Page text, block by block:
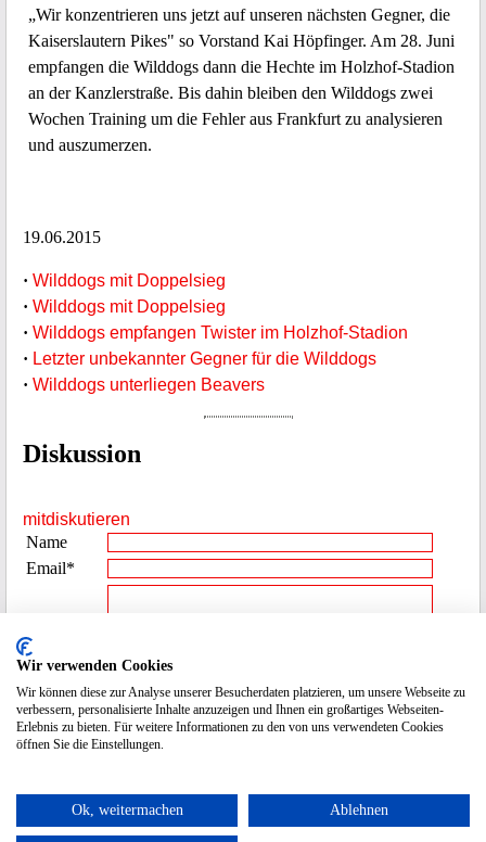
„Wir konzentrieren uns jetzt auf unseren nächsten Gegner, die
Kaiserslautern Pikes" so Vorstand Kai Höpfinger. Am 28. Juni
empfangen die Wilddogs dann die Hechte im Holzhof-Stadion
an der Kanzlerstraße. Bis dahin bleiben den Wilddogs zwei
Wochen Training um die Fehler aus Frankfurt zu analysieren
und auszumerzen.
19.06.2015
· Wilddogs mit Doppelsieg
· Wilddogs mit Doppelsieg
· Wilddogs empfangen Twister im Holzhof-Stadion
· Letzter unbekannter Gegner für die Wilddogs
· Wilddogs unterliegen Beavers
Diskussion
mitdiskutieren
Name
Email*
Beitrag**
Spamcode
eingeben
6316
* die Emailadresse wird nicht veröffentlicht.
Wir verwenden Cookies
Wir können diese zur Analyse unserer Besucherdaten platzieren, um unsere Webseite zu
verbessern, personalisierte Inhalte anzuzeigen und Ihnen ein großartiges Webseiten-
Erlebnis zu bieten. Für weitere Informationen zu den von uns verwendeten Cookies
öffnen Sie die Einstellungen.
Ok, weitermachen Ablehnen